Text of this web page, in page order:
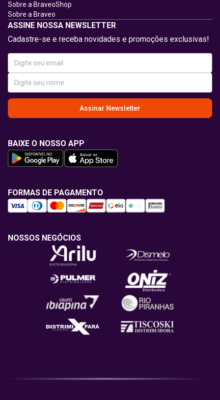
Sobre a BraveoShop
Sobre a Braveo
ASSINE NOSSA NEWSLETTER
Cadastre-se e receba novidades e promoções exclusivas!
Assinar Newsletter
BAIXE O NOSSO APP
FORMAS DE PAGAMENTO
NOSSOS NEGÓCIOS